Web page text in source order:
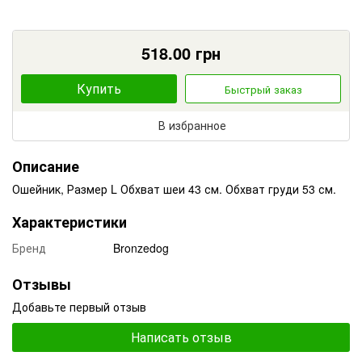
518.00 грн
Купить Быстрый заказ
В избранное
Описание
Ошейник, Размер L Обхват шеи 43 см. Обхват груди 53 см.
Характеристики
Бренд Bronzedog
Отзывы
Добавьте первый отзыв
Написать отзыв